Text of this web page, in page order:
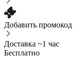
Добавить промокод
Доставка ~1 час
Бесплатно